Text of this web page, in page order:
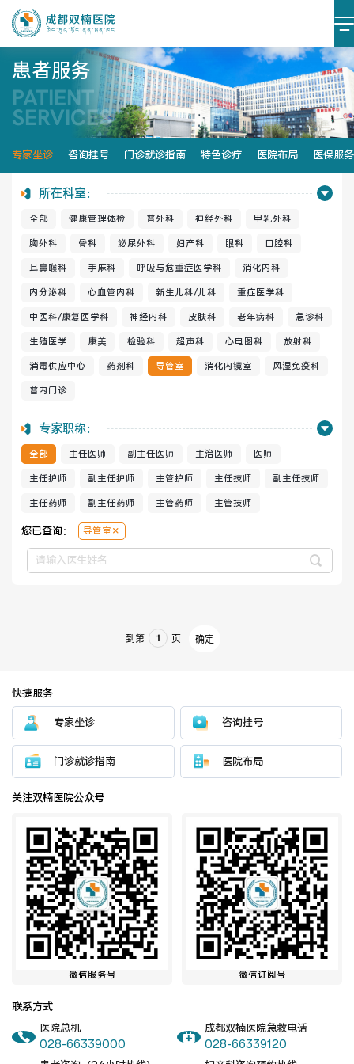
医院简介 医院文化
设施设备 环境照片
大事记
党建阵地 党建动态
榜样力量 学习资料
健康管理体检
非手术科室
医技科室
专家团队
医院布局 医保服务
出/入院服务 健康科普
意见建议
院内新闻 媒体报道
公示公告 公益事业
通知公告
患者服务
PATIENT
SERVICES
专家坐诊 咨询挂号 门诊就诊指南 特色诊疗 医院布局 医保服务
所在科室：
全部 健康管理体检 普外科 神经外科 甲乳外科
胸外科 骨科 泌尿外科 妇产科 眼科 口腔科
耳鼻喉科 手麻科 呼吸与危重症医学科 消化内科
内分泌科 心血管内科 新生儿科/儿科 重症医学科
中医科/康复医学科 神经内科 皮肤科 老年病科 急诊科
生殖医学 康美 检验科 超声科 心电图科 放射科
消毒供应中心 药剂科 导管室 消化内镜室 风湿免疫科
普内门诊
专家职称：
全部 主任医师 副主任医师 主治医师 医师
主任护师 副主任护师 主管护师 主任技师 副主任技师
主任药师 副主任药师 主管药师 主管技师
您已查询： 导管室
到第 页 确定
快捷服务
专家坐诊 咨询挂号
门诊就诊指南 医院布局
关注双楠医院公众号
微信服务号 微信订阅号
联系方式
医院总机
028-66339000
成都双楠医院急救电话
028-66339120